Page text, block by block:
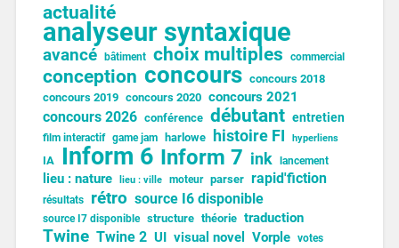
actualité
analyseur syntaxique
avancé bâtiment choix multiples commercial
conception concours concours 2018
concours 2019 concours 2020 concours 2021
concours 2026 conférence débutant entretien
film interactif game jam harlowe histoire FI hyperliens
IA Inform 6 Inform 7 ink lancement
lieu : nature lieu : ville moteur parser rapid'fiction
résultats rétro source I6 disponible
source I7 disponible structure théorie traduction
Twine Twine 2 UI visual novel Vorple votes